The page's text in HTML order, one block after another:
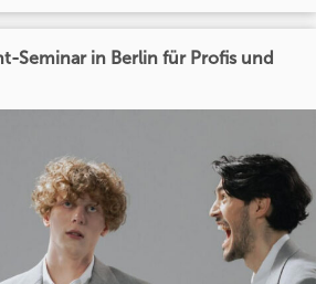
Seminar in Berlin für Profis und